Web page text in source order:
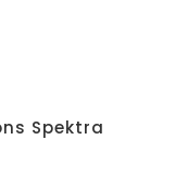
Spektra